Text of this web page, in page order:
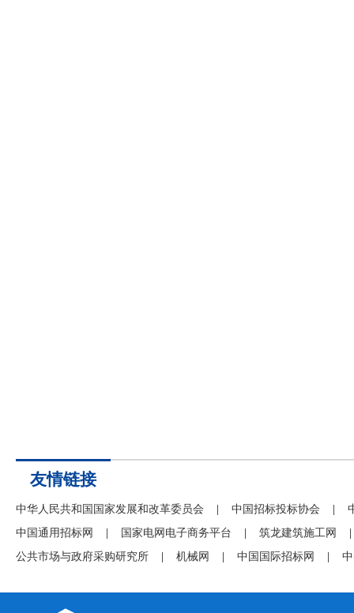
友情链接
中华人民共和国国家发展和改革委员会 中国招标投标协会
中国通用招标网
国家电网电子商务平台 筑龙建筑施工网
公共市场与政府采购研究所
机械网 中国国际招标网